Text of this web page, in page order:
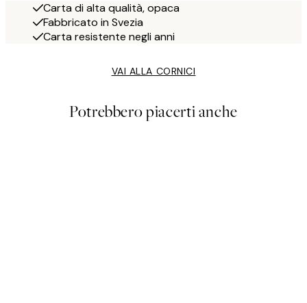
Carta di alta qualità, opaca
Fabbricato in Svezia
Carta resistente negli anni
VAI ALLA CORNICI
Potrebbero piacerti anche